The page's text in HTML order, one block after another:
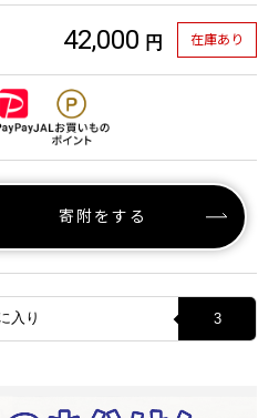
42,000 円 在庫あり
寄附をする
入り 3